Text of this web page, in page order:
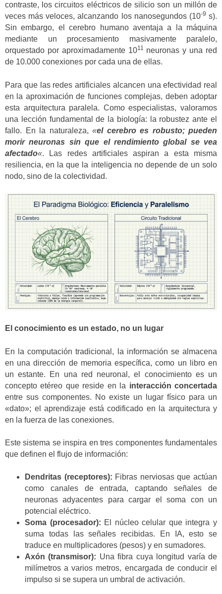
contraste, los circuitos eléctricos de silicio son un millón de
veces más veloces, alcanzando los nanosegundos (10-9 s).
Sin embargo, el cerebro humano aventaja a la máquina
mediante un procesamiento masivamente paralelo,
orquestado por aproximadamente 1011
neuronas y una red
de 10.000 conexiones por cada una de ellas.
Para que las redes artificiales alcancen una efectividad real
en la aproximación de funciones complejas, deben adoptar
esta arquitectura paralela. Como especialistas, valoramos
una lección fundamental de la biología: la robustez ante el
fallo. En la naturaleza, «el cerebro es robusto; pueden
morir neuronas sin que el rendimiento global se vea
afectado«. Las redes artificiales aspiran a esta misma
resiliencia, en la que la inteligencia no depende de un solo
nodo, sino de la colectividad.
El conocimiento es un estado, no un lugar
En la computación tradicional, la información se almacena
en una dirección de memoria específica, como un libro en
un estante. En una red neuronal, el conocimiento es un
concepto etéreo que reside en la interacción concertada
entre sus componentes. No existe un lugar físico para un
«dato»; el aprendizaje está codificado en la arquitectura y
en la fuerza de las conexiones.
Este sistema se inspira en tres componentes fundamentales
que definen el flujo de información:
Dendritas (receptores): Fibras nerviosas que actúan
como canales de entrada, captando señales de
neuronas adyacentes para cargar el soma con un
potencial eléctrico.
Soma (procesador): El núcleo celular que integra y
suma todas las señales recibidas. En IA, esto se
traduce en multiplicadores (pesos) y en sumadores.
Axón (transmisor): Una fibra cuya longitud varía de
milímetros a varios metros, encargada de conducir el
impulso si se supera un umbral de activación.